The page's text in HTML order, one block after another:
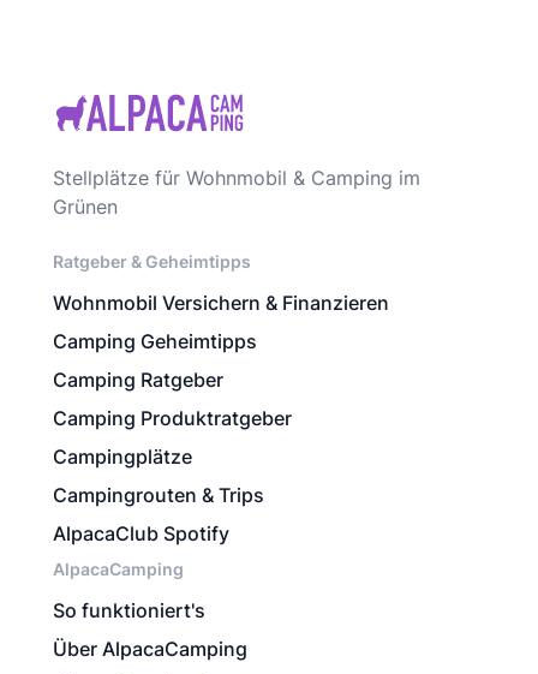
Stellplätze für Wohnmobil & Camping im
Grünen
Ratgeber & Geheimtipps
Wohnmobil Versichern & Finanzieren
Camping Geheimtipps
Camping Ratgeber
Camping Produktratgeber
Campingplätze
Campingrouten & Trips
AlpacaClub Spotify
AlpacaCamping
So funktioniert's
Über AlpacaCamping